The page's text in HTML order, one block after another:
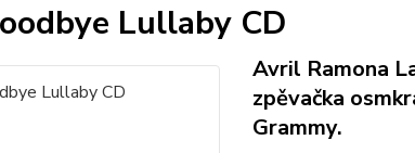
Lullaby CD
Avril Ramona
zpěvačka
Grammy.